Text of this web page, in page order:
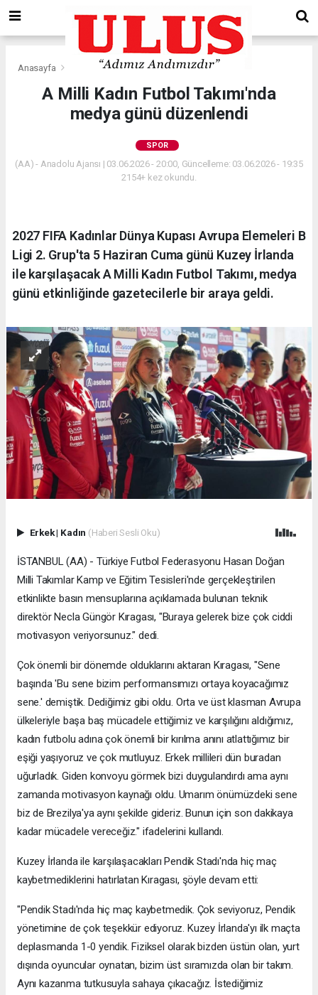
Anasayfa
A Milli Kadın Futbol Takımı'nda
medya günü düzenlendi
SPOR
(AA) - Anadolu Ajansı | 03.06.2026 - 20:00, Güncelleme: 03.06.2026 - 19:35
2154+ kez okundu.
2027 FIFA Kadınlar Dünya Kupası Avrupa Elemeleri B
Ligi 2. Grup'ta 5 Haziran Cuma günü Kuzey İrlanda
ile karşılaşacak A Milli Kadın Futbol Takımı, medya
günü etkinliğinde gazetecilerle bir araya geldi.
Erkek| Kadın (Haberi Sesli Oku)
İSTANBUL (AA) - Türkiye Futbol Federasyonu Hasan Doğan
Milli Takımlar Kamp ve Eğitim Tesisleri'nde gerçekleştirilen
etkinlikte basın mensuplarına açıklamada bulunan teknik
direktör Necla Güngör Kıragası, "Buraya gelerek bize çok ciddi
motivasyon veriyorsunuz." dedi.
Çok önemli bir dönemde olduklarını aktaran Kıragası, "Sene
başında 'Bu sene bizim performansımızı ortaya koyacağımız
sene.' demiştik. Dediğimiz gibi oldu. Orta ve üst klasman Avrupa
ülkeleriyle başa baş mücadele ettiğimiz ve karşılığını aldığımız,
kadın futbolu adına çok önemli bir kırılma anını atlattığımız bir
eşiği yaşıyoruz ve çok mutluyuz. Erkek millileri dün buradan
uğurladık. Giden konvoyu görmek bizi duygulandırdı ama aynı
zamanda motivasyon kaynağı oldu. Umarım önümüzdeki sene
biz de Brezilya'ya aynı şekilde gideriz. Bunun için son dakikaya
kadar mücadele vereceğiz." ifadelerini kullandı.
Kuzey İrlanda ile karşılaşacakları Pendik Stadı'nda hiç maç
kaybetmediklerini hatırlatan Kıragası, şöyle devam etti:
"Pendik Stadı'nda hiç maç kaybetmedik. Çok seviyoruz, Pendik
yönetimine de çok teşekkür ediyoruz. Kuzey İrlanda'yı ilk maçta
deplasmanda 1-0 yendik. Fiziksel olarak bizden üstün olan, yurt
dışında oyuncular oynatan, bizim üst sıramızda olan bir takım.
Aynı kazanma tutkusuyla sahaya çıkacağız. İstediğimiz